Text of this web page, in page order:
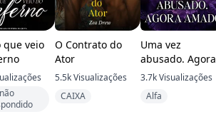
que veio
O Contrato do
Ator
5.5kVisualizações
CAIXA
Uma vez
abusado. Agora
amado
3.7kVisualizações
Alfa